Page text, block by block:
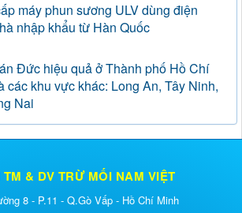
máy phun sương ULV dùng điện
nhập khẩu từ Hàn Quốc
Đức hiệu quả ở Thành phố Hồ Chí
các khu vực khác: Long An, Tây Ninh,
Nai
& DV TRỪ MỐI NAM VIỆT
8 - P.11 - Q.Gò Vấp - Hồ Chí Minh